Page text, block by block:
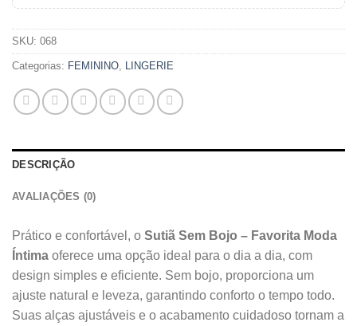
SKU: 068
Categorias: FEMININO, LINGERIE
DESCRIÇÃO
AVALIAÇÕES (0)
Prático e confortável, o Sutiã Sem Bojo – Favorita Moda
Íntima oferece uma opção ideal para o dia a dia, com
design simples e eficiente. Sem bojo, proporciona um
ajuste natural e leveza, garantindo conforto o tempo todo.
Suas alças ajustáveis e o acabamento cuidadoso tornam a